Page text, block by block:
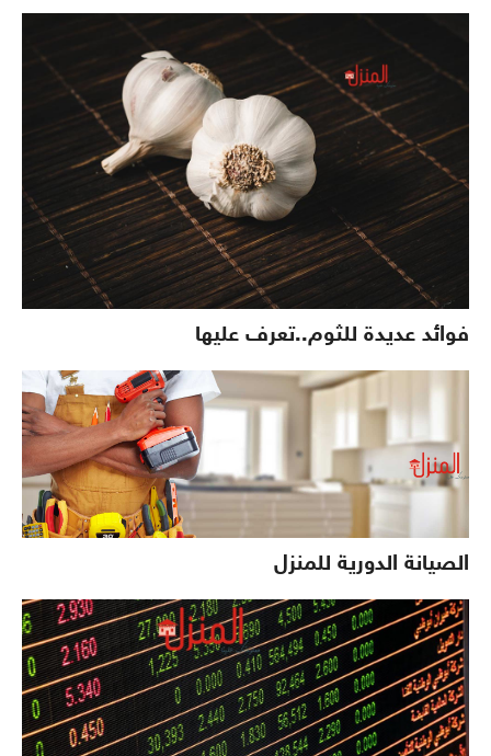
فوائد عديدة للثوم..تعرف عليها
الصيانة الدورية للمنزل